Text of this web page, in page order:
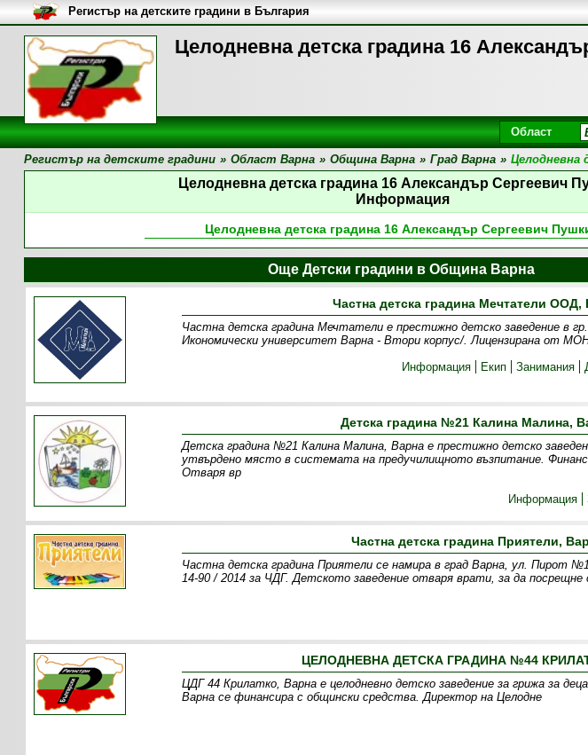
Целодневна детска градина 16
Регистър на детските градини в България
Област
Регистър на детските градини » Област Варна » Община Варна » Град Варна » Целодневна
Целодневна детска градина 16 Александър Сергеевич
Информация
Целодневна детска градина 16 Александър Сергеевич
Още Детски градини в Община Варна
Частна детска градина Мечтатели ООД,
Частна детска градина Мечтатели е престижно детско заведение в
Икономически университет Варна - Втори корпус/. Лицензирана от
Информация
Екип Занимания
Детска градина №21 Калина Малина,
Детска градина №21 Калина Малина, Варна е престижно детско
утвърдено място в системата на предучилищното възпитание.
Отваря вр
Информация
Частна детска градина Приятели,
Частна детска градина Приятели се намира в град Варна, ул. Пирот
14-90 / 2014 за ЧДГ. Детското заведение отваря врати, за да посрещне
ЦЕЛОДНЕВНА ДЕТСКА ГРАДИНА №44
ЦДГ 44 Крилатко, Варна е целодневно детско заведение за грижа за
Варна се финансира с общински средства. Директор на Целодне